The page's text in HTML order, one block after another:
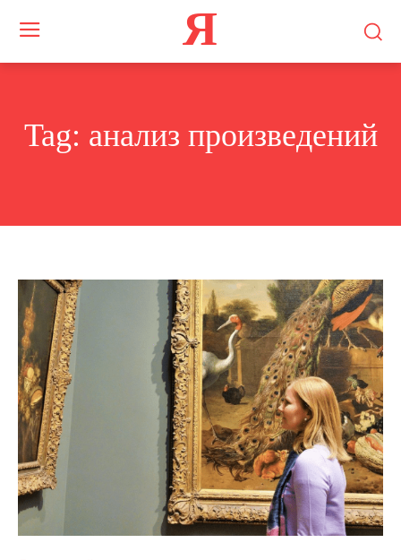
Я
Tag: анализ произведений